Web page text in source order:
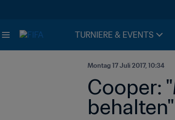
TURNIERE & EVENTS
Montag 17 Juli 2017, 10:34
Cooper:
behalten"